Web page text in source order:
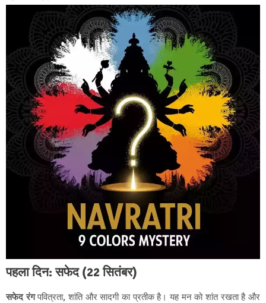
पहला दिन: सफेद (22 सितंबर)
सफेद रंगपवित्रता, शांति और सादगी का प्रतीक है। यह मन को शांत रखता है और